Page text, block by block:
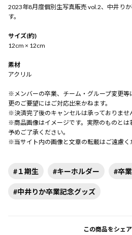
2023年8月度個別生写真販売 vol.2、中井り
す。
サイズ(約)
12cm × 12cm
素材
アクリル
※メンバーの卒業、チーム・グループ変更等
更のご要望にはご対応出来かねます。
※決済完了後のキャンセルは承っておりませ
※商品画像はイメージです。実際のものとは
予めご了承ください。
※当サイト内の画像と文章の転載はご遠慮く
#１期生 #キーホルダー #卒
#中井りか卒業記念グッズ
この商品をシェ